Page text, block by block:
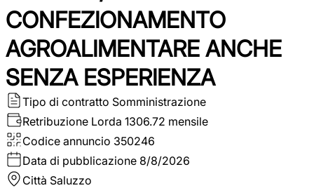
CONFEZIONAMENTO
AGROALIMENTARE ANCHE
SENZA ESPERIENZA
Tipo di contratto Somministrazione
Retribuzione Lorda 1306.72 mensile
Codice annuncio 350246
Data di pubblicazione 8/8/2026
Città Saluzzo